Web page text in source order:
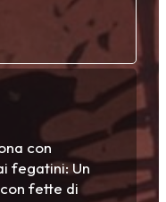
con
fegatini: Un
fette di